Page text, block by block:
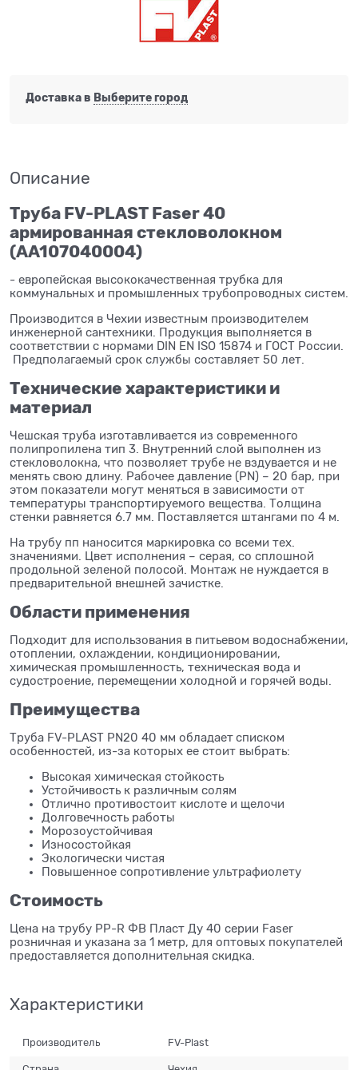
Доставка в Выберите город
Описание
Труба FV-PLAST Faser 40
армированная стекловолокном
(AA107040004)
- европейская высококачественная трубка для
коммунальных и промышленных трубопроводных систем.
Производится в Чехии известным производителем
инженерной сантехники. Продукция выполняется в
соответствии с нормами DIN EN ISO 15874 и ГОСТ России.
Предполагаемый срок службы составляет 50 лет.
Технические характеристики и
материал
Чешская труба изготавливается из современного
полипропилена тип 3. Внутренний слой выполнен из
стекловолокна, что позволяет трубе не вздувается и не
менять свою длину. Рабочее давление (PN) – 20 бар, при
этом показатели могут меняться в зависимости от
температуры транспортируемого вещества. Толщина
стенки равняется 6.7 мм. Поставляется штангами по 4 м.
На трубу пп наносится маркировка со всеми тех.
значениями. Цвет исполнения – серая, со сплошной
продольной зеленой полосой. Монтаж не нуждается в
предварительной внешней зачистке.
Области применения
Подходит для использования в питьевом водоснабжении,
отоплении, охлаждении, кондиционировании,
химическая промышленность, техническая вода и
судостроение, перемещении холодной и горячей воды.
Преимущества
Труба FV-PLAST PN20 40 мм обладаетсписком
особенностей, из-за которых ее стоит выбрать:
Высокая химическая стойкость
Устойчивость к различным солям
Отлично противостоит кислоте и щелочи
Долговечность работы
Морозоустойчивая
Износостойкая
Экологически чистая
Повышенное сопротивление ультрафиолету
Стоимость
Цена на трубу PP-R ФВ Пласт Ду 40 серии Faser
розничная и указана за 1 метр, для оптовых покупателей
предоставляется дополнительная скидка.
Характеристики
Производитель FV-Plast